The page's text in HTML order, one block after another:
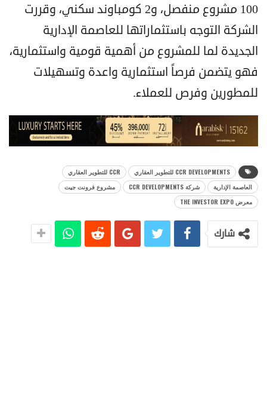
100 مشروع منفصل، و2 كومباوند سكني، وقررت
الشركة التوجه باستثماراتها للعاصمة الإدارية
الجديدة لما للمشروع من أهمية قومية واستثمارية،
فهو يتضمن فرصاً استثمارية واعدة وتسهيلات
للمطورين وفرص للعملاء.
CCR DEVELOPMENTS للتطوير العقاري
CCR للتطوير العقاري
العاصمة الإدارية
شركة CCR DEVELOPMENTS
مشروع فرونت جيت
معرض THE INVESTOR EXPO
شارك